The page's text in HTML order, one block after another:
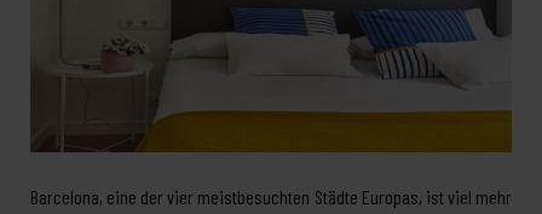
Barcelona, eine der vier meistbesuchten Städte Europas, ist viel mehr